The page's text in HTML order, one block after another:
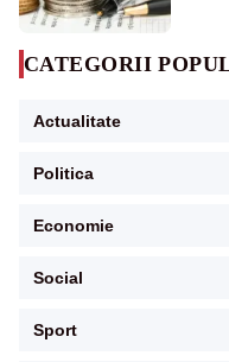
CATEGORII
Actualitate
Politica
Economie
Social
Sport